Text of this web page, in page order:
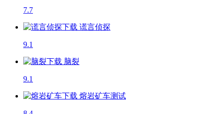
7.7
谎言侦探
9.1
脑裂
9.1
熔岩矿车测试